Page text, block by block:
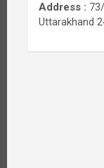
Address :
Uttarakhand